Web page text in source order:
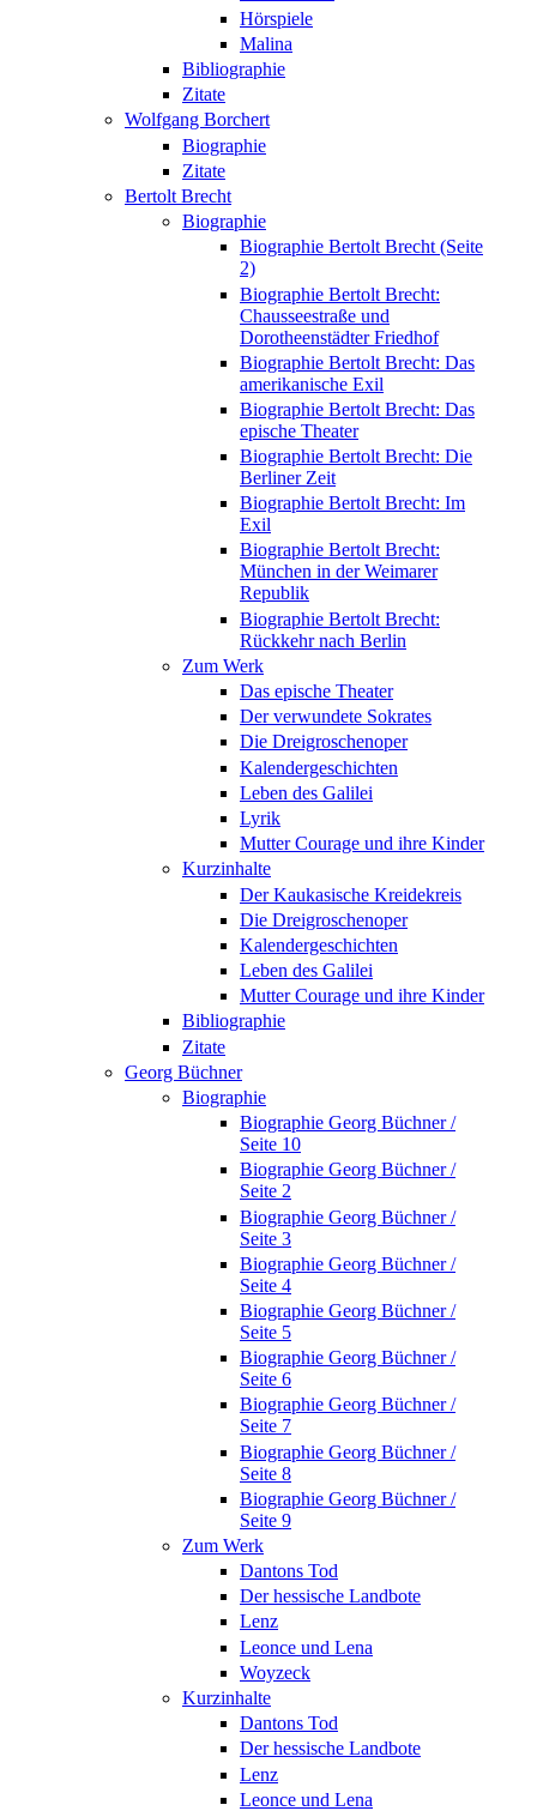
Hörspiele
Malina
Bibliographie
Zitate
Wolfgang Borchert
Biographie
Zitate
Bertolt Brecht
Biographie
Biographie Bertolt Brecht (Seite
2)
Biographie Bertolt Brecht:
Chausseestraße und
Dorotheenstädter Friedhof
Biographie Bertolt Brecht: Das
amerikanische Exil
Biographie Bertolt Brecht: Das
epische Theater
Biographie Bertolt Brecht: Die
Berliner Zeit
Biographie Bertolt Brecht: Im
Exil
Biographie Bertolt Brecht:
München in der Weimarer
Republik
Biographie Bertolt Brecht:
Rückkehr nach Berlin
Zum Werk
Das epische Theater
Der verwundete Sokrates
Die Dreigroschenoper
Kalendergeschichten
Leben des Galilei
Lyrik
Mutter Courage und ihre Kinder
Kurzinhalte
Der Kaukasische Kreidekreis
Die Dreigroschenoper
Kalendergeschichten
Leben des Galilei
Mutter Courage und ihre Kinder
Bibliographie
Zitate
Georg Büchner
Biographie
Biographie Georg Büchner /
Seite 10
Biographie Georg Büchner /
Seite 2
Biographie Georg Büchner /
Seite 3
Biographie Georg Büchner /
Seite 4
Biographie Georg Büchner /
Seite 5
Biographie Georg Büchner /
Seite 6
Biographie Georg Büchner /
Seite 7
Biographie Georg Büchner /
Seite 8
Biographie Georg Büchner /
Seite 9
Zum Werk
Dantons Tod
Der hessische Landbote
Lenz
Leonce und Lena
Woyzeck
Kurzinhalte
Dantons Tod
Der hessische Landbote
Lenz
Leonce und Lena